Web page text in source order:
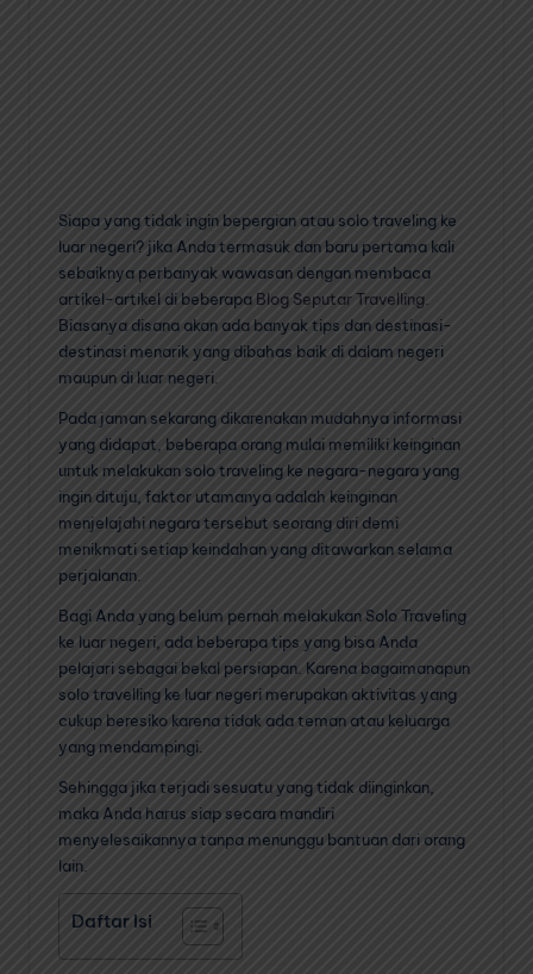
Siapa yang tidak ingin bepergian atau solo traveling ke
luar negeri? jika Anda termasuk dan baru pertama kali
sebaiknya perbanyak wawasan dengan membaca
artikel-artikel di beberapa Blog Seputar Travelling
Biasanya disana akan ada banyak tips dan destinasi-
destinasi menarik yang dibahas baik di dalam negeri
maupun di luar negeri.
Pada jaman sekarang dikarenakan mudahnya informasi
yang didapat, beberapa orang mulai memiliki keinginan
untuk melakukan solo traveling ke negara-negara yang
ingin dituju, faktor utamanya adalah keinginan
menjelajahi negara tersebut seorang diri demi
menikmati setiap keindahan yang ditawarkan selama
perjalanan.
Bagi Anda yang belum pernah melakukan Solo Traveling
ke luar negeri, ada beberapa tips yang bisa Anda
pelajari sebagai bekal persiapan. Karena bagaimanapun
solo travelling ke luar negeri merupakan aktivitas yang
cukup beresiko karena tidak ada teman atau keluarga
yang mendampingi.
Sehingga jika terjadi sesuatu yang tidak diinginkan,
maka Anda harus siap secara mandiri
menyelesaikannya tanpa menunggu bantuan dari orang
lain.
Daftar Isi